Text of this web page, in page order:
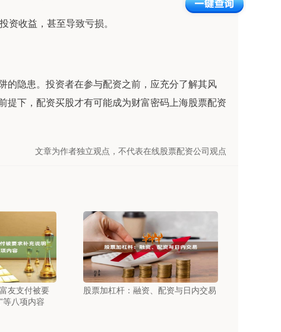
收益，甚至导致亏损。
的隐患。投资者在参与配资之前，应充分了解其风
提下，配资买股才有可能成为财富密码上海股票配资
文章为作者独立观点，不代表在线股票配资公司观点
友支付被要
等八项内容
股票加杠杆：融资、配资与日内交易